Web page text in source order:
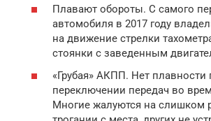
Плавают обороты. С самого
автомобиля в 2017 году
на движение стрелки
стоянки с заведенным
«Грубая» АКПП. Нет плавности
переключении передач во
Многие жалуются на слишком